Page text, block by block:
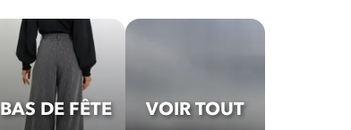
BAS DE FÊTE VOIR TOUT